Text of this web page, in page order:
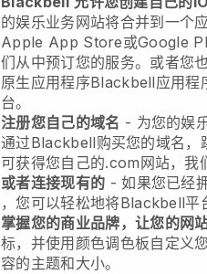
的娱乐业务网站将合并到一个
Apple App Store或Google
们从中预订您的服务。或者您
原生应用程序Blackbell应用程
台。
注册您自己的域名 - 为您的娱
通过Blackbell购买您的域名，
可获得您自己的.com网站，我
或者连接现有的 - 如果您已经
，您可以轻松地将Blackbell平
掌握您的商业品牌，让您的网
标，并使用颜色调色板自定义
容的主题和大小。